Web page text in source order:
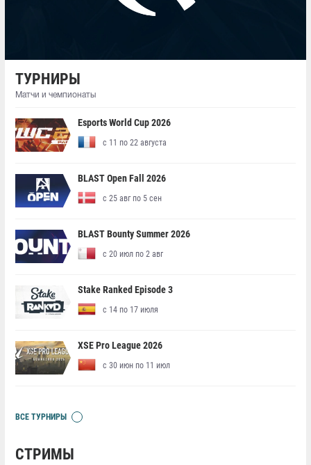
ТУРНИРЫ
Матчи и чемпионаты
Esports World Cup 2026
с 11 по 22 августа
BLAST Open Fall 2026
с 25 авг по 5 сен
BLAST Bounty Summer 2026
с 20 июл по 2 авг
Stake Ranked Episode 3
с 14 по 17 июля
XSE Pro League 2026
с 30 июн по 11 июл
ВСЕ ТУРНИРЫ
СТРИМЫ